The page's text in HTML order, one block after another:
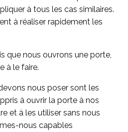
à tous les cas similaires.
à réaliser rapidement les
que nous ouvrons une porte,
à le faire.
nous poser sont les
à ouvrir la porte à nos
et à les utiliser sans nous
nous capables